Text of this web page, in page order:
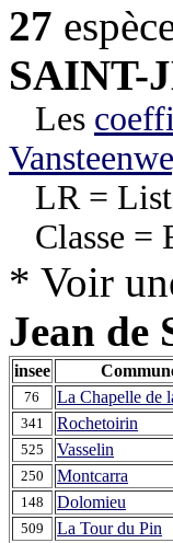
27
SAINT-
Les
LR =
Classe =
* Voir
Jean de
insee
76 La Chapelle de
341 Rochetoirin
525 Vasselin
250 Montcarra
148 Dolomieu
509 La Tour du Pin